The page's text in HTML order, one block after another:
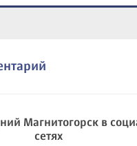
Магнитогорск в
сетях